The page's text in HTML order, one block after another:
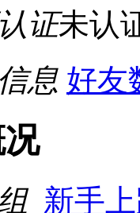
证未认
息 好友
新手